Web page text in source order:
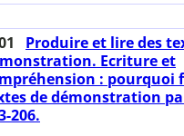
Produire et lire des
Ecriture et
: pourquoi
de démonstration
206.